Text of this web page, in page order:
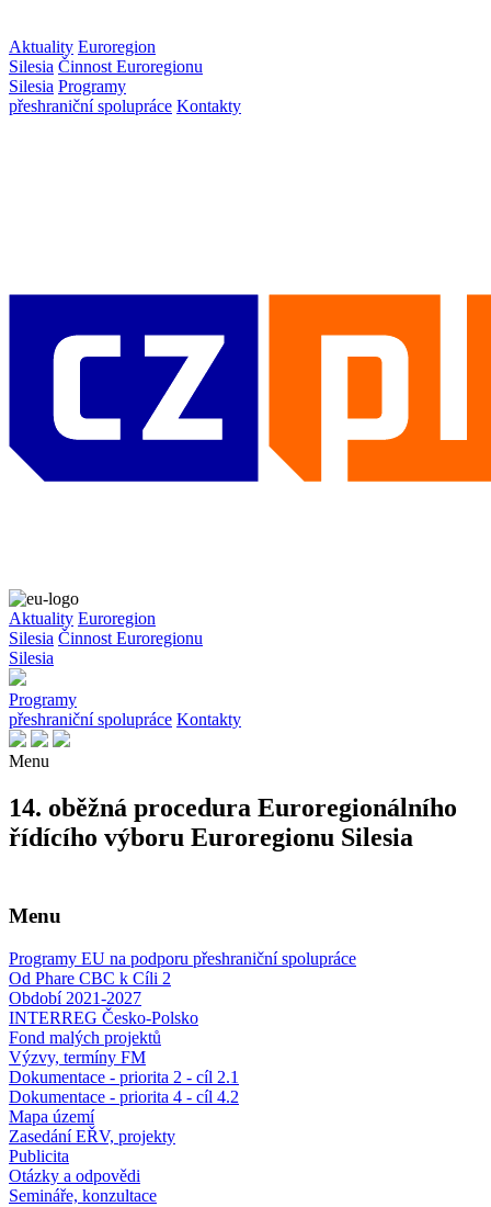
Aktuality Euroregion
Silesia Činnost Euroregionu
Silesia Programy
přeshraniční spolupráce Kontakty
Aktuality Euroregion
Silesia Činnost Euroregionu
Silesia
Programy
přeshraniční spolupráce Kontakty
Menu
14. oběžná procedura Euroregionálního
řídícího výboru Euroregionu Silesia
Menu
Programy EU na podporu přeshraniční spolupráce
Od Phare CBC k Cíli 2
Období 2021-2027
INTERREG Česko-Polsko
Fond malých projektů
Výzvy, termíny FM
Dokumentace - priorita 2 - cíl 2.1
Dokumentace - priorita 4 - cíl 4.2
Mapa území
Zasedání EŘV, projekty
Publicita
Otázky a odpovědi
Semináře, konzultace